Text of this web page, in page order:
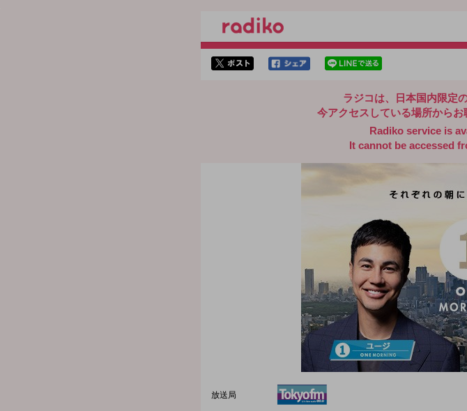
ラジコは、日本国内限定
今アクセスしている場所からお
Radiko service is
It cannot be accessed
放送局